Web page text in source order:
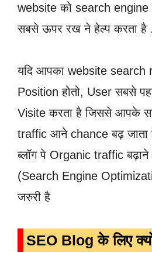
website को search
सबसे ऊपर रख ने हेल्प करता है .
यदि आपका website search
Position होतो, User सबसे
Visite करता है जिससे आपके
traffic आने chance बढ़ जाता
ब्लॉग पे Organic traffic
(Search Engine
जरुरी है
SEO Blog के लिए